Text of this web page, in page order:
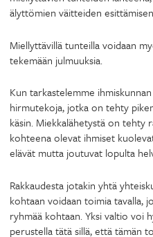
älyttömien väitteiden
Miellyttävillä tunteilla voidaan
tekemään julmuuksia.
Kun tarkastelemme
hirmutekoja, jotka on tehty
käsin. Miekkalähetystä on tehty
kohteena olevat ihmiset
elävät mutta joutuvat lopulta
Rakkaudesta jotakin yhtä
kohtaan voidaan toimia tavalla,
ryhmää kohtaan. Yksi valtio voi
perustella tätä sillä, että tämän